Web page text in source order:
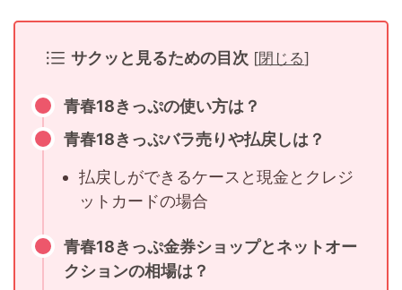
サクッと見るための目次 [閉じる]
青春18きっぷの使い方は？
青春18きっぷバラ売りや払戻しは？
払戻しができるケースと現金とクレジ
ットカードの場合
青春18きっぷ金券ショップとネットオー
クションの相場は？